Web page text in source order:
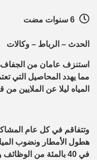
الحدث – الرباط – وكالات
استنزف عامان من
مما يهدد المحاصيل التي
المياه ليلا عن الملايين من
وتتفاقم في كل عام
هطول الأمطار ونضوب
في 40 بالمئة من الوظائف و14 بالمئة من الناتج المحلي الإجمالي.